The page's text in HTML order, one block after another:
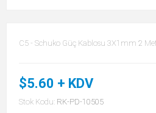
C5 - Schuko Güç Kablosu 3X1mm 2
$5.60 + KDV
Stok Kodu: RK-PD-10505